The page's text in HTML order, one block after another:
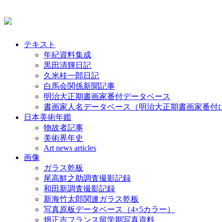
テキスト
年紀資料集成
黒田清輝日記
久米桂一郎日記
白馬会関係新聞記事
明治大正期書画家番付データベース
書画家人名データベース（明治大正期書画家番付
日本美術年鑑
物故者記事
美術界年史
Art news articles
画像
ガラス乾板
尾高鮮之助調査撮影記録
和田新調査撮影記録
新海竹太郎関連ガラス乾板
写真原板データベース（4×5カラー）
畑正吉フランス留学期写真資料